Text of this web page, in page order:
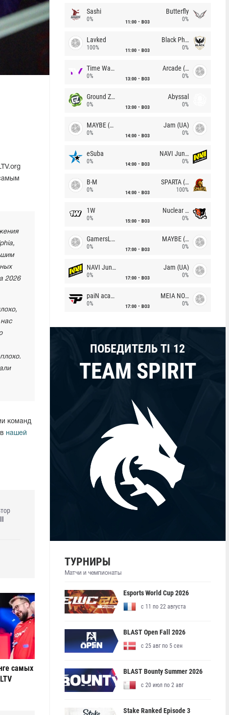
2026
команд
нашей
самых
Sashi
0% 11:00 BO3
Butterfly
0%
Lavked
100% 11:00 BO3
Black Phoenix
0%
Time Waves
0% 13:00 BO3
Arcade (AU)
0%
Ground Zero
0% 13:00 BO3
Abyssal
0%
MAYBE (UA)
0% 14:00 BO3
Jam (UA)
0%
eSuba
0% 14:00 BO3
NAVI Junior
0%
B-M
0% 14:00 BO3
SPARTA (RU)
100%
1W
0% 15:00 BO3
Nuclear TigeRES
0%
GamersLab
0% 17:00 BO3
MAYBE (UA)
0%
NAVI Junior
0% 17:00 BO3
Jam (UA)
0%
paiN academy
0% 17:00 BO3
MEIA NOITE
0%
ПОБЕДИТЕЛЬ TI 12
TEAM SPIRIT
ТУРНИРЫ
Матчи и чемпионаты
Esports World Cup 2026
с 11 по 22 августа
BLAST Open Fall 2026
с 25 авг по 5 сен
BLAST Bounty Summer 2026
с 20 июл по 2 авг
Stake Ranked Episode 3